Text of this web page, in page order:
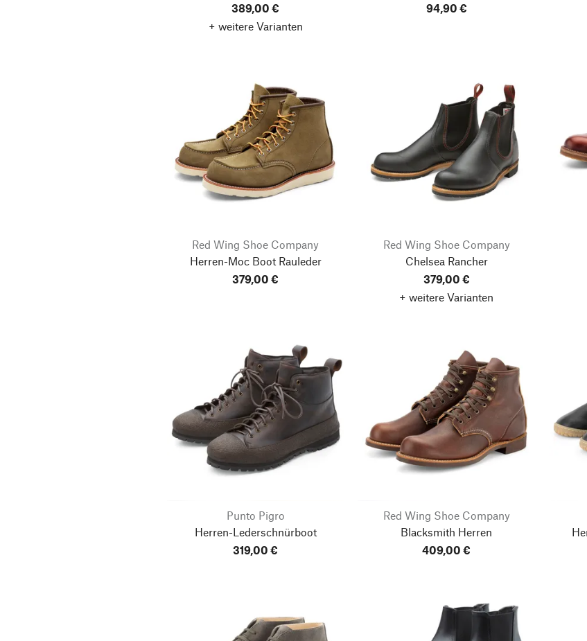
389,00 €
+ weitere Varianten
94,90 €
Red Wing Shoe Company
Herren-Moc Boot Rauleder
379,00 €
Red Wing Shoe Company
Chelsea Rancher
379,00 €
+ weitere Varianten
Punto Pigro
Herren-Lederschnürboot
319,00 €
Red Wing Shoe Company
Blacksmith Herren
409,00 €